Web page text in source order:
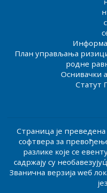
План управљања
родне
Оснивачки
Статут
Страница је
софтвера за
разлике које се
садржају су
Званична верзија wеб